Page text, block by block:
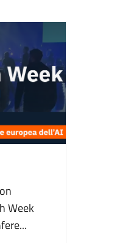
Week